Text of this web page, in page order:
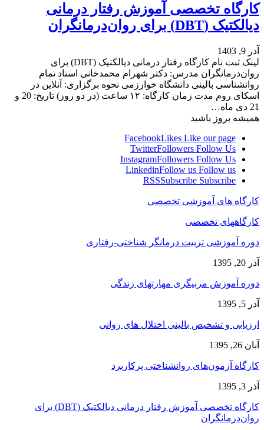
کارگاه تخصصی آموزش رفتار درمانی
دیالکتیک (DBT) برای روان‌درمانگران
آذر 9, 1403
لینک ثبت نام کارگاه رفتار درمانی دیالکتیک (DBT) برای
روان‌درمانگران مدرس: دکتر شهرام محمدخانی استاد تمام
روانشناسی بالینی دانشگاه خوارزمی نحوه برگزاری: آنلاین در
اسکای روم مدت زمان کارگاه: ١٢ ساعت (در دو روز) تاریخ: 20 و
21 دی ماه…
همیشه بروز باشید
FacebookLikes Like our page
TwitterFollowers Follow Us
InstagramFollowers Follow Us
LinkedinFollow us Follow us
RSSSubscribe Subscribe
کارگاه های آموزشی تخصصی
کارگاههای تخصصی
دوره آموزشی تربیت درمانگر شناختی-رفتاری
آذر 20, 1395
دوره آموزش مربیگری مهارتهای زندگی
آذر 5, 1395
ارزیابی و تشخیص بالینی اختلال های روانی
آبان 26, 1395
کارگاه آزمون‌های روانشناختی پرکاربرد
آذر 3, 1395
کارگاه تخصصی آموزش رفتار درمانی دیالکتیک (DBT) برای
روان‌درمانگران